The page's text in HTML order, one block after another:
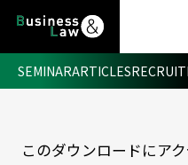
セミナー ・ 記事
SEMINARARTICLESRECRUIT
このダウンロードにア